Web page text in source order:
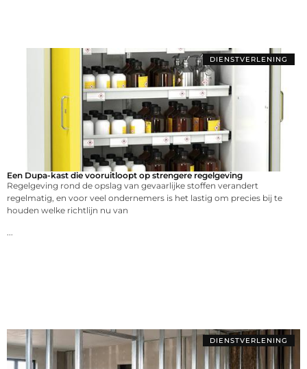
DIENSTVERLENING
Een Dupa-kast die vooruitloopt op strengere regelgeving
Regelgeving rond de opslag van gevaarlijke stoffen verandert
regelmatig, en voor veel ondernemers is het lastig om precies bij te
houden welke richtlijn nu van
...
DIENSTVERLENING